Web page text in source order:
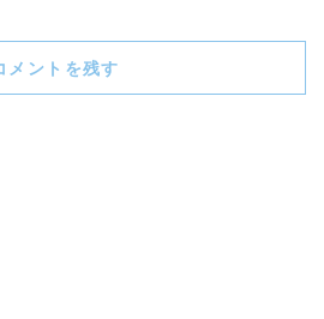
メントを残す